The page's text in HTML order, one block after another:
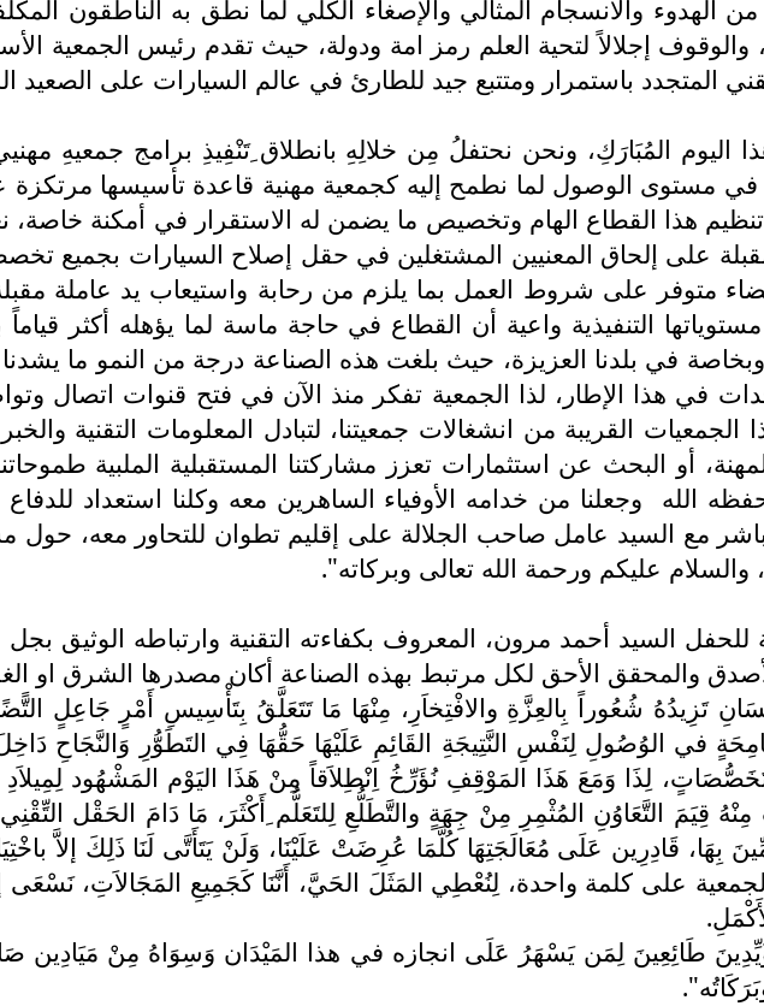
والانسجام المثالي والإصغاء الكلي لما نطق به الناطقون
والوقوف إجلالاً لتحية العلم رمز امة ودولة، حيث تقدم رئيس الجمعية
المتجدد باستمرار ومتتبع جيد للطارئ في عالم السيارات على الصعيد
المُبَارَكِ، ونحن نحتفلُ مِن خلالِهِ بانطلاق ِتَنْفِيذِ برامج جمعيهِ
في مستوى الوصول لما نطمح إليه كجمعية مهنية قاعدة تأسيسها مرتكزة
هذا القطاع الهام وتخصيص ما يضمن له الاستقرار في أمكنة خاصة،
على إلحاق المعنيين المشتغلين في حقل إصلاح السيارات بجميع
متوفر على شروط العمل بما يلزم من رحابة واستيعاب يد عاملة مقبلة
التنفيذية واعية أن القطاع في حاجة ماسة لما يؤهله أكثر قياماً
في بلدنا العزيزة، حيث بلغت هذه الصناعة درجة من النمو ما
في هذا الإطار، لذا الجمعية تفكر منذ الآن في فتح قنوات اتصال
الجمعيات القريبة من انشغالات جمعيتنا، لتبادل المعلومات التقنية
أو البحث عن استثمارات تعزز مشاركتنا المستقبلية الملبية
الله
وجعلنا من خدامه الأوفياء الساهرين معه وكلنا استعداد
مباشر مع السيد عامل صاحب الجلالة على إقليم تطوان للتحاور معه،
والسلام عليكم ورحمة الله تعالى وبركاته".
للحفل السيد أحمد مرون، المعروف بكفاءته التقنية وارتباطه الوثيق
والمحقق الأحق لكل مرتبط بهذه الصناعة أكان مصدرها الشرق او
تَزِيدُهُ شُعُوراً بِالعِزَّةِ والافْتِخاَرِ، مِنْهَا مَا تَتَعَلَّقُ بِتَأْسِيسِ أَمْرٍ جَاعِلٍ
في الوُصُولِ لِنَفْسِ النَّتِيجَةِ القَائِمِ عَلَيْهَا حَقُّهَا فِي التَطَوُّرِ وَالنَّجَاحِ
لِذَا وَمَعَ هَذَا المَوْقِفِ نُؤَرِّخُ اِنْطِلاَقاً مِنْ هَذَا اليَوْم المَشْهُود لِمِيلاَدِ
قِيَمَ التَّعَاوُنِ المُثْمِرِ مِنْ جِهَةٍ والتَّطَلُّعِ لِلتَعَلُّم ِأَكْثَرَ، مَا دَامَ الحَقْل
قَادِرِين عَلَى مُعَالَجَتِهَا كُلَّمَا عُرِضَتْ عَلَيْنَا، وَلَنْ يَتَأَتَّى لَنَا ذَلِكَ إلاَّ
على كلمة واحدة، لِنُعْطِي المَثَلَ الحَيَّ، أَنَّنَا كَجَمِيعِ المَجَالاَتِ،
مُؤَيِّدِينَ طَائِعِينَ لِمَن يَسْهَرُ عَلَى انجازه في هذا المَيْدَان وَسِوَاهُ مِنْ